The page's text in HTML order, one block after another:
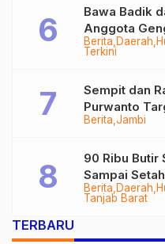
Berita Daerah
Terkini
Bawa Badik
Anggota
Diringkus
Berita Jambi
Sempit dan
Purwanto
Tungkal-
Berita Daerah
Tanjab Barat
90 Ribu Butir
Sampai
Audit
TERBARU